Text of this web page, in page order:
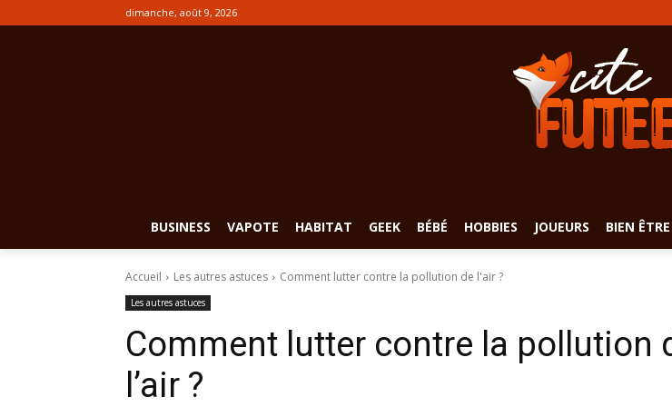
dimanche, août 9, 2026
BUSINESS VAPOTE HABITAT GEEK BÉBÉ HOBBIES JOUEURS BIEN ÊTRE
Accueil Les autres astuces Comment lutter contre la pollution de l'air ?
Les autres astuces
Comment lutter contre la pollution
l’air ?